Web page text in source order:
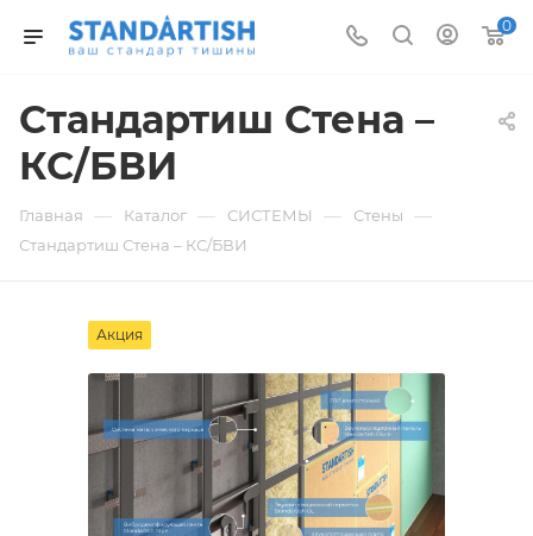
0
Стандартиш Стена –
КС/БВИ
Главная — Каталог — СИСТЕМЫ — Стены —
Стандартиш Стена – КС/БВИ
Акция